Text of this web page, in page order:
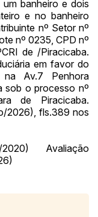
banheiro e dois
e no banheiro
nº Setor nº
nº 0235, CPD nº
de /Piracicaba.
em favor do
Av.7 Penhora
sob o processo nº
de Piracicaba.
2026), fls.389 nos
Avaliação
Valor
R$ 1,00
R$ 1,00
R$ 1,00